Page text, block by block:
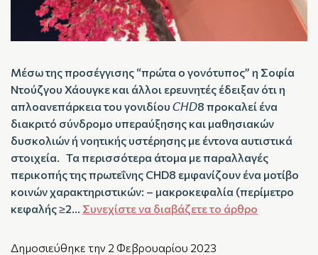
Μέσω της προσέγγισης “πρώτα ο γονότυπος” η Σοφία
Ντούζγου Χάουγκε και άλλοι ερευνητές έδειξαν ότι η
απλοανεπάρκεια του γονιδίου 𝘊𝘏𝘋8 προκαλεί ένα
διακριτό σύνδρομο υπεραύξησης και μαθησιακών
δυσκολιών ή νοητικής υστέρησης με έντονα αυτιστικά
στοιχεία. Τα περισσότερα άτομα με παραλλαγές
περικοπής της πρωτεΐνης CHD8 εμφανίζουν ένα μοτίβο
κοινών χαρακτηριστικών: – μακροκεφαλία (περίμετρο
κεφαλής ≥2… Συνεχίστε να διαβάζετε το άρθρο
Δημοσιεύθηκε την 2 Φεβρουαρίου 2023